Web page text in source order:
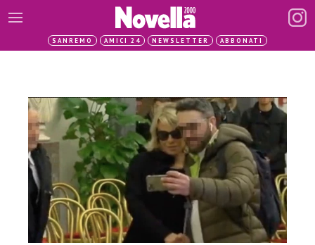
SANREMO AMICI 24 NEWSLETTER ABBONATI